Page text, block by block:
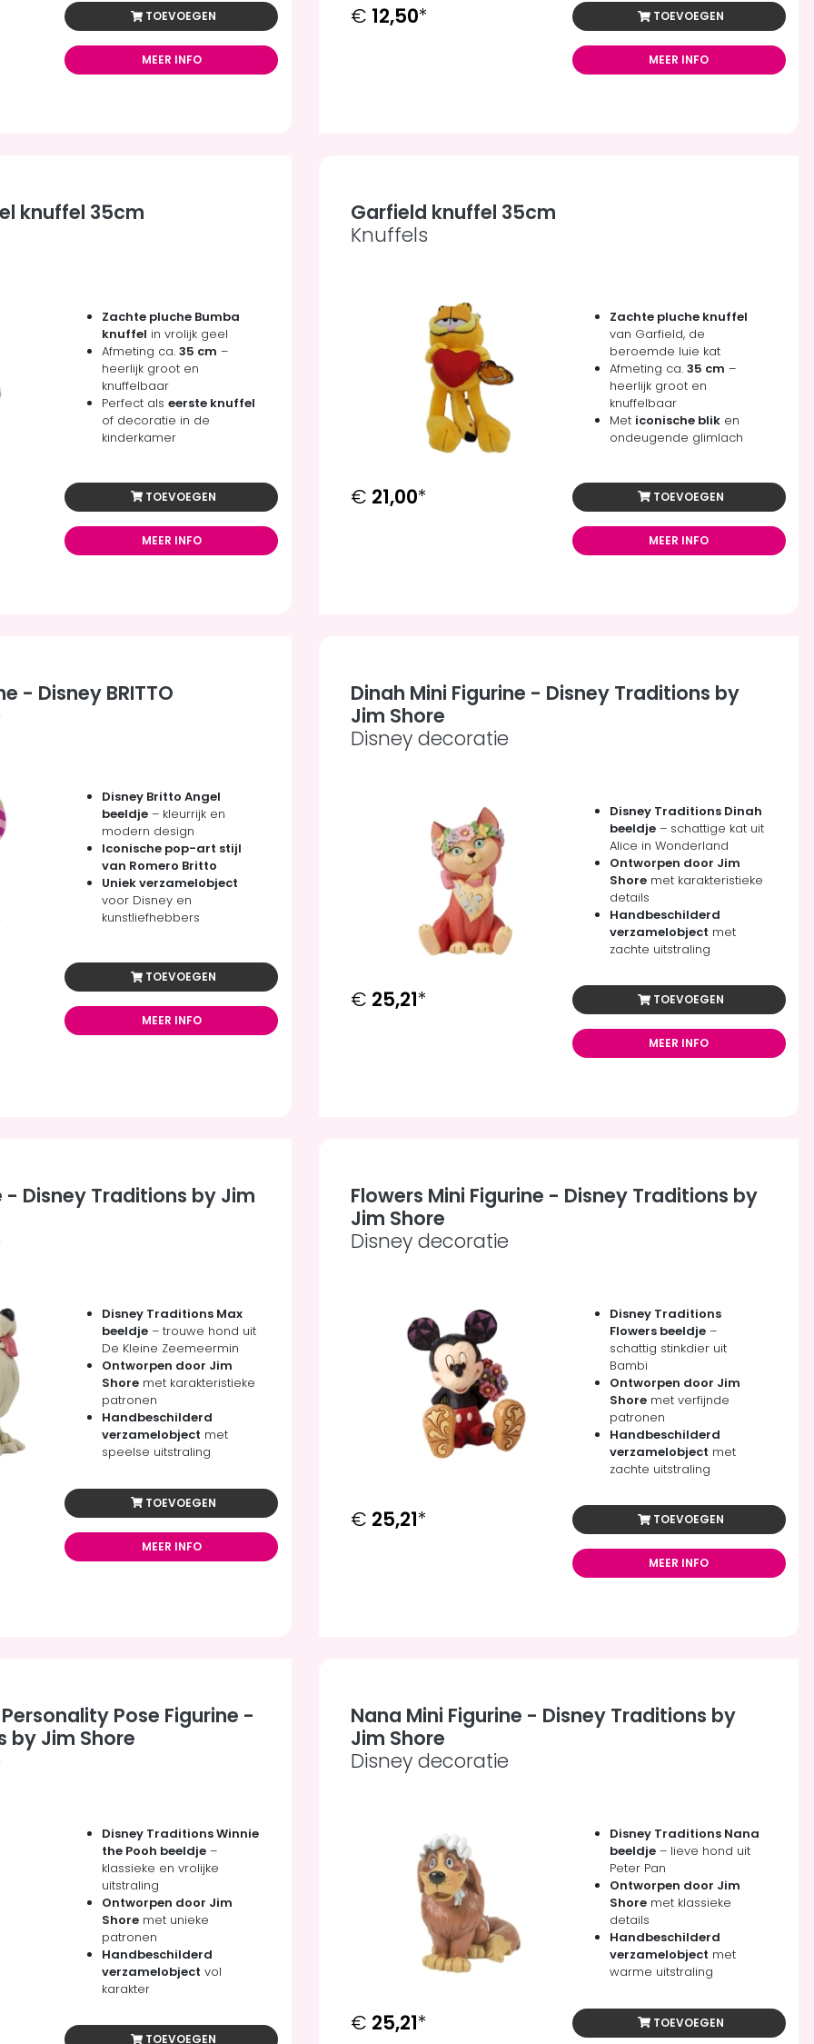
TOEVOEGEN
MEER INFO
€ 12,50* TOEVOEGEN
MEER INFO
knuffel 35cm
Zachte pluche Bumba
knuffel in vrolijk geel
Afmeting ca.35 cm –
heerlijk groot en
knuffelbaar
Perfect alseerste knuffel
of decoratie in de
kinderkamer
TOEVOEGEN
MEER INFO
Garfield knuffel 35cm
Knuffels
Zachte pluche knuffel
van Garfield, de
beroemde luie kat
Afmeting ca. 35 cm –
heerlijk groot en
knuffelbaar
Met iconische bliken
ondeugende glimlach
€ 21,00* TOEVOEGEN
MEER INFO
- Disney BRITTO
Disney Britto Angel
beeldje – kleurrijk en
modern design
Iconische pop-art stijl
van Romero Britto
Uniek verzamelobject
voor Disney en
kunstliefhebbers
TOEVOEGEN
MEER INFO
Dinah Mini Figurine - Disney Traditions by
Jim Shore
Disney decoratie
Disney Traditions Dinah
beeldje– schattige kat uit
Alice in Wonderland
Ontworpen door Jim
Shoremet karakteristieke
details
Handbeschilderd
verzamelobject met
zachte uitstraling
€ 25,21* TOEVOEGEN
MEER INFO
- Disney Traditions by Jim
Disney Traditions Max
beeldje – trouwe hond uit
De Kleine Zeemeermin
Ontworpen door Jim
Shore met karakteristieke
patronen
Handbeschilderd
verzamelobject met
speelse uitstraling
TOEVOEGEN
MEER INFO
Flowers Mini Figurine - Disney Traditions by
Jim Shore
Disney decoratie
Disney Traditions
Flowers beeldje–
schattig stinkdier uit
Bambi
Ontworpen door Jim
Shoremet verfijnde
patronen
Handbeschilderd
verzamelobject met
zachte uitstraling
€ 25,21* TOEVOEGEN
MEER INFO
Pose Figurine -
by Jim Shore
Disney Traditions Winnie
the Pooh beeldje –
klassieke en vrolijke
uitstraling
Ontworpen door Jim
Shore met unieke
patronen
Handbeschilderd
verzamelobject vol
karakter
TOEVOEGEN
Nana Mini Figurine - Disney Traditions by
Jim Shore
Disney decoratie
Disney Traditions Nana
beeldje– lieve hond uit
Peter Pan
Ontworpen door Jim
Shoremet klassieke
details
Handbeschilderd
verzamelobject met
warme uitstraling
€ 25,21* TOEVOEGEN